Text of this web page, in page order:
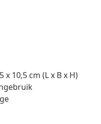
10,5 cm (L x B x H)